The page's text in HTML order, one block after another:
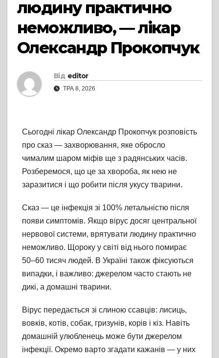
людину практично
неможливо, — лікар
Олександр Прокопчук
Від editor
ТРА 8, 2026
Сьогодні лікар Олександр Прокопчук розповість
про сказ — захворювання, яке обросло
чималим шаром міфів ще з радянських часів.
Розберемося, що це за хвороба, як нею не
заразитися і що робити після укусу тварини.
Сказ — це інфекція зі 100% летальністю після
появи симптомів. Якщо вірус досяг центральної
нервової системи, врятувати людину практично
неможливо. Щороку у світі від нього помирає
50–60 тисяч людей. В Україні також фіксуються
випадки, і важливо: джерелом часто стають не
дикі, а домашні тварини.
Вірус передається зі слиною ссавців: лисиць,
вовків, котів, собак, гризунів, корів і кіз. Навіть
домашній улюбленець може бути джерелом
інфекції. Окремо варто згадати кажанів — у них